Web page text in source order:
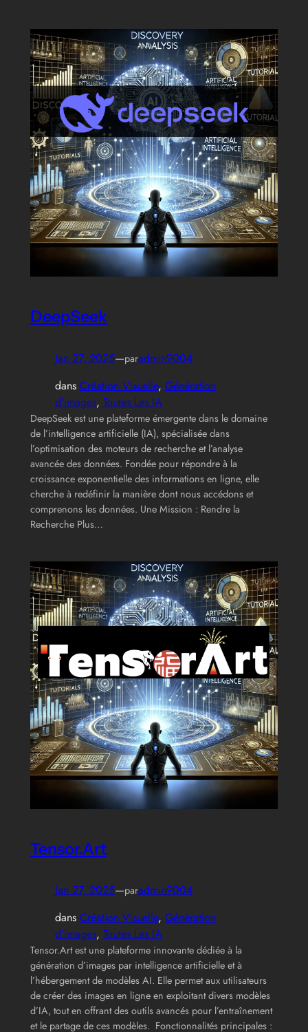
DeepSeek
Jan 27, 2025—paradmin9004
dans Création Visuelle, Génération
d’images, Toutes Les IA
DeepSeek est une plateforme émergente dans le domaine
de l’intelligence artificielle (IA), spécialisée dans
l’optimisation des moteurs de recherche et l’analyse
avancée des données. Fondée pour répondre à la
croissance exponentielle des informations en ligne, elle
cherche à redéfinir la manière dont nous accédons et
comprenons les données. Une Mission : Rendre la
Recherche Plus…
Tensor.Art
Jan 27, 2025—paradmin9004
dans Création Visuelle, Génération
d’images, Toutes Les IA
Tensor.Art est une plateforme innovante dédiée à la
génération d’images par intelligence artificielle et à
l’hébergement de modèles AI. Elle permet aux utilisateurs
de créer des images en ligne en exploitant divers modèles
d’IA, tout en offrant des outils avancés pour l’entraînement
et le partage de ces modèles. Fonctionnalités principales :